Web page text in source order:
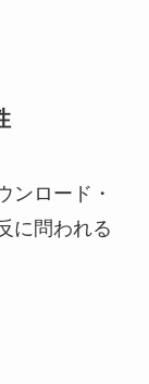
ンロード・
に問われる